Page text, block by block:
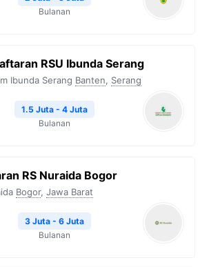
Bulanan
RSU Ibunda Serang
Ibunda Serang Banten, Serang
1.5 Juta - 4 Juta
Bulanan
RS Nuraida Bogor
Bogor, Jawa Barat
3 Juta - 6 Juta
Bulanan